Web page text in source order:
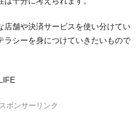
友カードの入会キャンペーン
カードの入会キャンペーン
ド GOLDの入会キャンペーン
カードの入会キャンペーン
店舗や決済サービスを使い分けてい
ラシーを身につけていきたいもので
スポンサーリンク